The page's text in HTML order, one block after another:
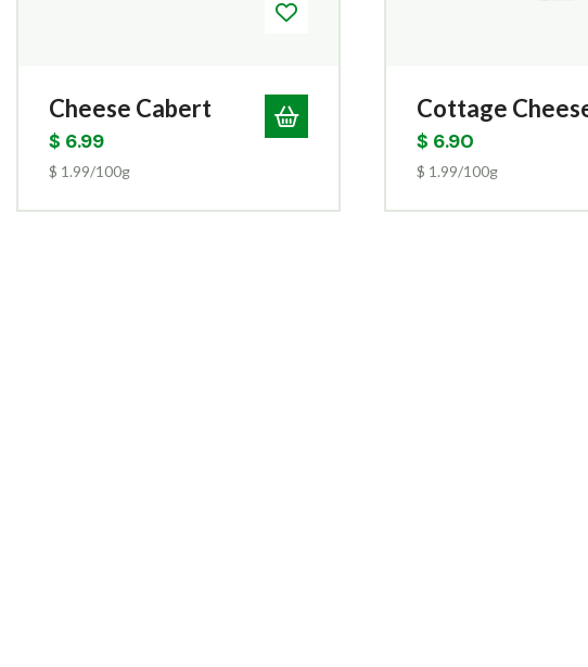
Cheese Cabert
$ 6.99
$ 1.99/100g
Cottage
$ 6.90
$ 1.99/100g